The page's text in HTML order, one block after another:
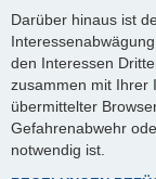
Darüber hinaus ist
den Interessen
zusammen mit Ihrer
übermittelter
Gefahrenabwehr
notwendig ist.